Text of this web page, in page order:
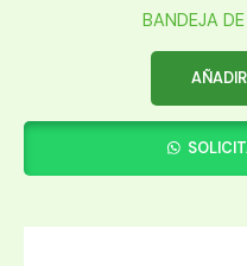
BANDEJA DE